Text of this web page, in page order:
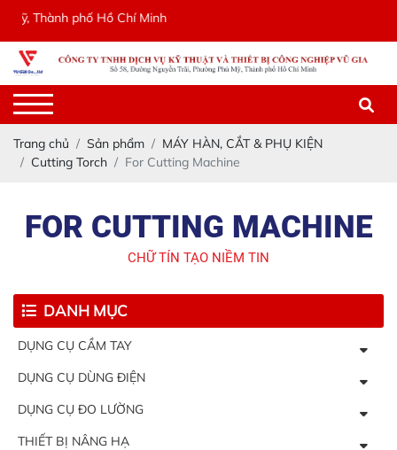
Thành phố Hồ Chí Minh
Trang chủ Sản phẩm
MÁY HÀN, CẮT & PHỤ KIỆN
Cutting Torch
For Cutting Machine
FOR CUTTING MACHINE
CHỮ TÍN TẠO NIỀM TIN
DANH MỤC
DỤNG CỤ CẦM TAY
DỤNG CỤ DÙNG ĐIỆN
DỤNG CỤ ĐO LƯỜNG
THIẾT BỊ NÂNG HẠ